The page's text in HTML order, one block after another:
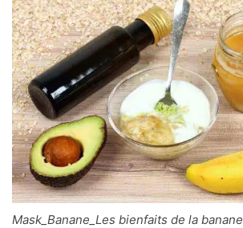
Mask_Banane_Les bienfaits de la banane